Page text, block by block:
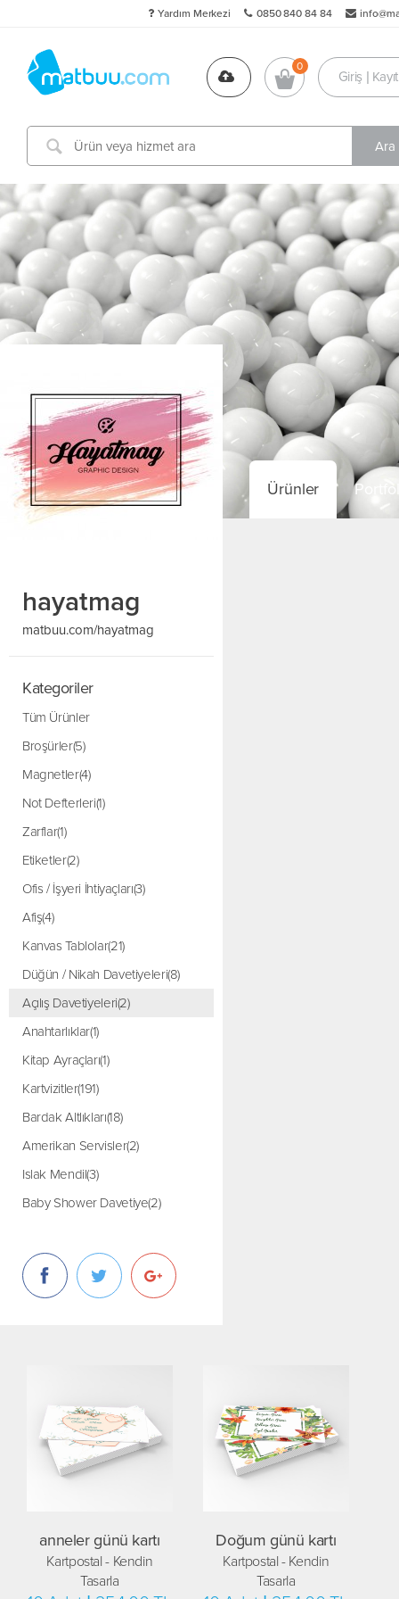
0850 840 84 84
Yardım Merkezi
Giriş | Kayıt
Ürünler
hayatmag
matbuu.com/hayatmag
Kategoriler
Tüm Ürünler
Broşürler(5)
Magnetler(4)
Not Defterleri(1)
Zarflar(1)
Etiketler(2)
Ofis / İşyeri İhtiyaçları(3)
Afiş(4)
Kanvas Tablolar(21)
Düğün / Nikah Davetiyeleri(8)
Açılış Davetiyeleri(2)
Anahtarlıklar(1)
Kitap Ayraçları(1)
Kartvizitler(191)
Bardak Altlıkları(18)
Amerikan Servisler(2)
Islak Mendil(3)
Baby Shower Davetiye(2)
anneler günü kartı
Kartpostal - Kendin
Tasarla
Doğum günü kartı
Kartpostal - Kendin
Tasarla